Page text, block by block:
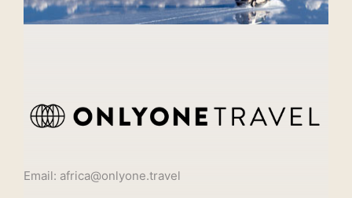
Email: africa@onlyone.travel